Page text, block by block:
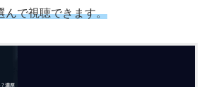
んで視聴できます。